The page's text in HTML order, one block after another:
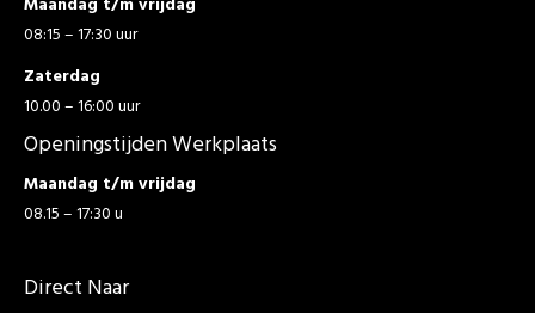
08:15 – 17:30 uur
Zaterdag
10.00 – 16:00 uur
Openingstijden Werkplaats
Maandag t/m vrijdag
08.15 – 17:30 u
Direct Naar